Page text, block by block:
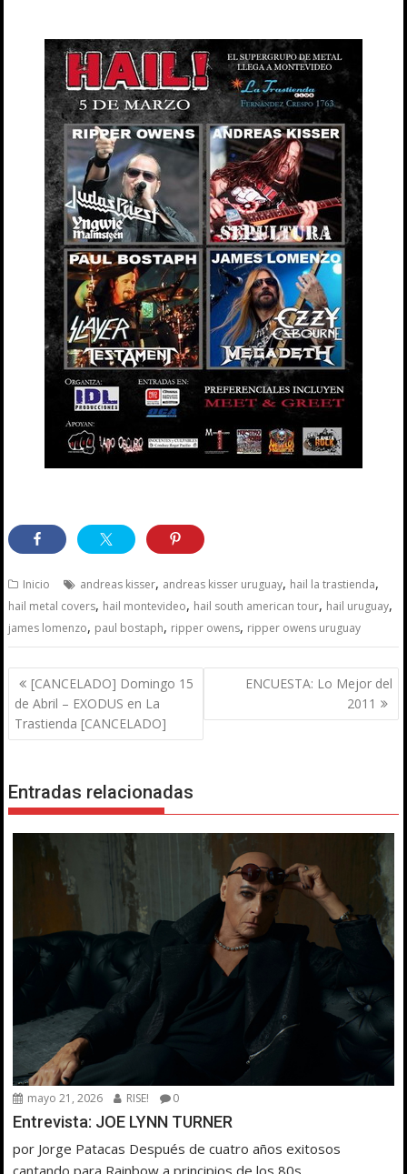
Inicio andreas kisser, andreas kisser uruguay, hail la trastienda,
hail metal covers, hail montevideo, hail south american tour, hail uruguay,
james lomenzo, paul bostaph, ripper owens, ripper owens uruguay
Navegación
de
entradas
[CANCELADO] Domingo 15
de Abril – EXODUS en La
Trastienda [CANCELADO]
ENCUESTA: Lo Mejor del
2011
Entradas relacionadas
mayo 21, 2026 RISE! 0
Entrevista: JOE LYNN TURNER
por Jorge Patacas Después de cuatro años exitosos